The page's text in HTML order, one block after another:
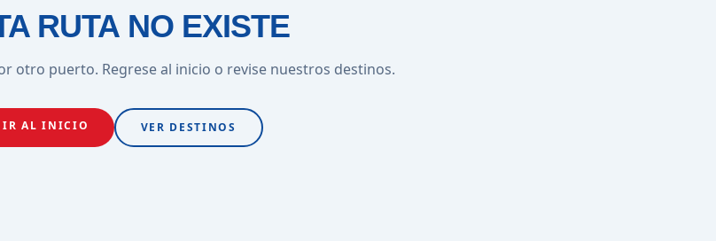
RUTA NO EXISTE
otro puerto. Regrese al inicio o revise nuestros destinos.
IR AL INICIO VER DESTINOS